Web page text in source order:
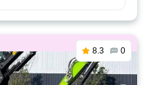
8.3 0